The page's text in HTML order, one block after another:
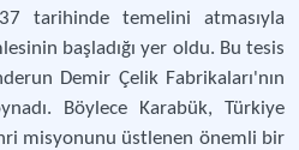
tarihinde temelini atmasıyla
başladığı yer oldu. Bu tesis
Demir Çelik Fabrikaları'nın
Böylece Karabük, Türkiye
misyonunu üstlenen önemli bir